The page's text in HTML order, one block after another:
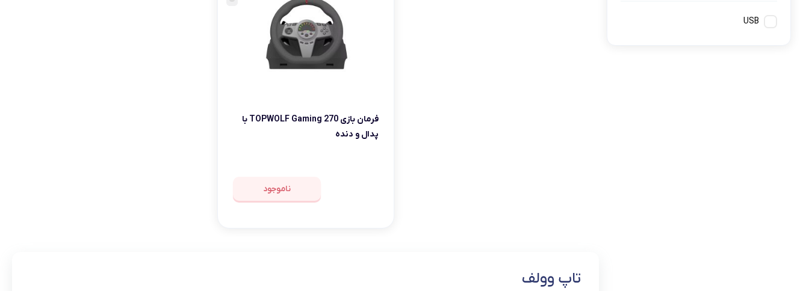
msi
Dell
USB
فرمان بازی TOPWOLF Gaming 270 با
پدال و دنده
ناموجود
تاپ وولف